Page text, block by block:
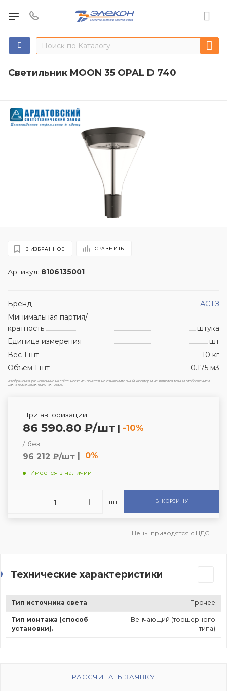
Светильник MOON 35 OPAL D 740
Артикул: 8106135001
В ИЗБРАННОЕ СРАВНИТЬ
Бренд
АСТЗ
Минимальная партия/
кратность
штука
Единица измерения
шт
Вес 1 шт
10 кг
Объем 1 шт
0.175 м3
Изображения, размещенные на сайте, носят исключительно ознакомительный характер и не являются точным отображением
фактических характеристик товара.
При авторизации:
86 590.80 ₽/шт | -10%
/ без:
96 212 ₽/шт | 0%
Имеется в наличии
шт В КОРЗИНУ
Цены приводятся с НДС
Технические характеристики
Тип источника света Прочее
Тип монтажа (способ
установки).
Венчающий (торшерного
типа)
РАССЧИТАТЬ ЗАЯВКУ